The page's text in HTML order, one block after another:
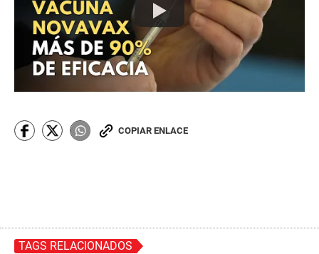
COPIAR ENLACE
TAGS RELACIONADOS